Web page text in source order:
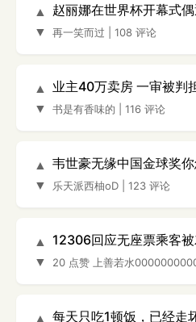
▲
▼
赵丽娜在世界杯开幕式
再一笑而过 108 评论
▲
▼
业主40万卖房 一审被判
书是有香味的 116 评论
▲
▼
韦世豪无缘中国金球奖
乐天派西柚oD 123 评论
▲
▼
12306回应无座票乘客
20 点赞 上善若水
▲ 每天只吃1顿饭，已经走